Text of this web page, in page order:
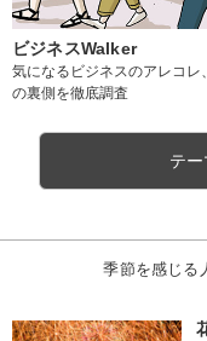
ビジネスWalker
気になるビジネスのアレコレ
の裏側を徹底調査
テ
季節を感じる